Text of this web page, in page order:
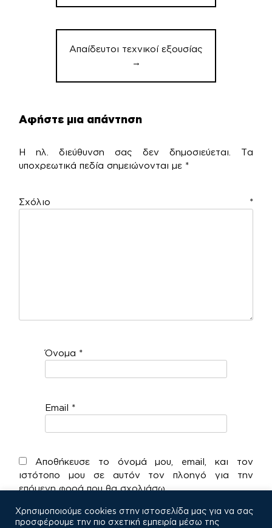
Απαίδευτοι τεχνικοί εξουσίας
→
Αφήστε μια απάντηση
Η ηλ. διεύθυνση σας δεν δημοσιεύεται.
Τα
υποχρεωτικά πεδία σημειώνονται με *
Σχόλιο *
Όνομα *
Email *
Αποθήκευσε το όνομά μου, email, και τον
ιστότοπο μου σε αυτόν τον πλοηγό για την
επόμενη φορά που θα σχολιάσω.
Χρησιμοποιούμε cookies στην ιστοσελίδα μας για να σας
προσφέρουμε την πιο σχετική εμπειρία μέσω της